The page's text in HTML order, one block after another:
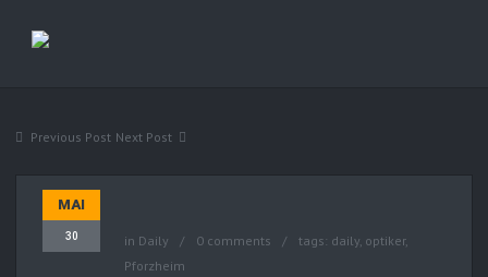
Previous Post Next Post
MAI
30 in Daily 0 comments tags: daily, optiker,
Pforzheim